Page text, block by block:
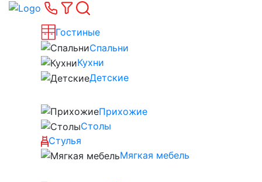
Гостиные
Спальни
Кухни
Детские
Прихожие
Столы
Стулья
Мягкая мебель